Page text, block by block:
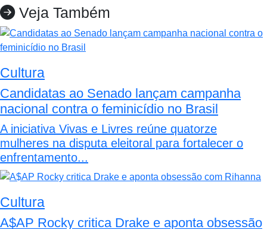
Veja Também
Cultura
Candidatas ao Senado lançam campanha
nacional contra o feminicídio no Brasil
A iniciativa Vivas e Livres reúne quatorze
mulheres na disputa eleitoral para fortalecer o
enfrentamento...
Cultura
A$AP Rocky critica Drake e aponta obsessão